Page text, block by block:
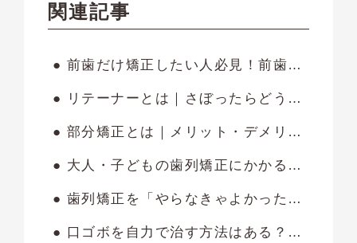
関連記事
● 前歯だけ矯正したい人必見！前歯の部分矯正にかかる費用やメリット・注意点を解説
● リテーナーとは｜さぼったらどうなる？いつまで着ける必要があるのかも解説します
● 部分矯正とは｜メリット・デメリットやかかる費用・期間も紹介します
● 大人・子どもの歯列矯正にかかる費用相場は？金額の内訳や安く抑える方法も紹介
● 歯列矯正を「やらなきゃよかった」と後悔するのはいつ？失敗しないための対策も紹介
● 口ゴボを自力で治す方法はある？悪化させる原因や矯正方法を解説